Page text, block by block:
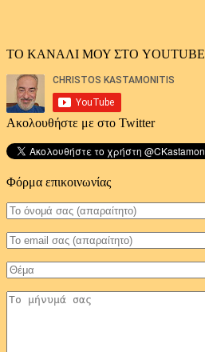
ΤΟ ΚΑΝΑΛΙ ΜΟΥ ΣΤΟ YOUTUBE
Ακολουθήστε με στο Twitter
Φόρμα επικοινωνίας